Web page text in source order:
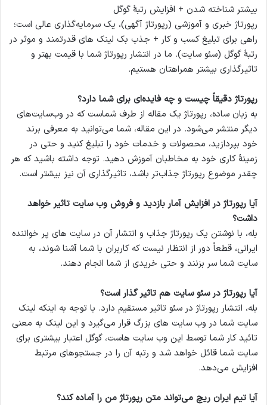
بیشتر شناخته شدن + افزایش رتبۀ گوگل
رپورتاژ خبری و آموزشی (رپورتاژ آگهی)، یک سرمایه‌گذاری عالی است؛
راهی برای تبلیغ کسب و کار + جذب بک لینک های قدرتمند و موثر در
رتبۀ گوگل (سئو سایت). ما در انتشار رپورتاژ شما با قیمت بهتر و
تاثیرگذاری بیشتر همراهتان هستیم.
رپورتاژ دقیقاً چیست و چه فایده‌ای برای شما دارد؟
به زبان ساده، رپورتاژ یک مقاله از طرف شماست که در وب‌سایت‌‌های
دیگر منتشر می‌شود. در این مقاله، شما می‌توانید به معرفی برند
خود بپردازید، محصولات و خدمات خود را تبلیغ کنید و حتی در
زمینۀ کاری خود به مخاطبان آموزش دهید. توجه داشته باشید که هر
چقدر موضوع رپورتاژ جذاب‌تر باشد، تاثیرگذاری آن نیز بیشتر است.
آیا رپورتاژ در افزایش آمار بازدید و فروش وب سایت تاثیر خواهد
داشت؟
بله، با نوشتن یک رپورتاژ جذاب و انتشار آن در سایت های پر خواننده
ایرانی، قطعاً دور از انتظار نیست که کاربران با شما آشنا شوند، به
سایت شما سر بزنند و حتی خریدی از شما انجام دهند.
آیا رپورتاژ در سئو سایت هم تاثیر گذار است؟
بله، انتشار رپورتاژ در سئو تاثیر مستقیم دارد. با توجه به اینکه لینک
سایت شما در وب سایت های بزرگ قرار می‌گیرد و این لینک به معنی
تائید کار شما توسط این وب سایت هاست، گوگل اعتبار بیشتری برای
سایت شما قائل خواهد شد و رتبه آن را در جستجوهای مرتبط
افزایش می‌دهد.
آیا تیم ایران ریچ می‌تواند متن رپورتاژ من را آماده کند؟